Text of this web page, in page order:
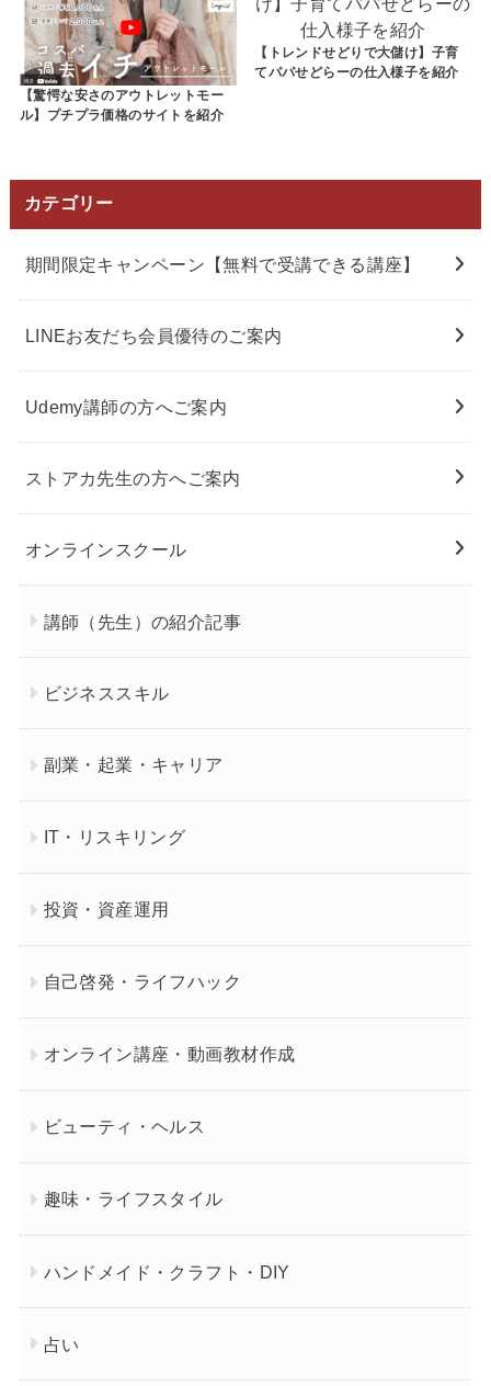
【驚愕な安さのアウトレットモー
ル】プチプラ価格のサイトを紹介
【トレンドせどりで大儲け】子育
てパパせどらーの仕入様子を紹介
カテゴリー
期間限定キャンペーン【無料で受講できる講座】
LINEお友だち会員優待のご案内
Udemy講師の方へご案内
ストアカ先生の方へご案内
オンラインスクール
講師（先生）の紹介記事
ビジネススキル
副業・起業・キャリア
IT・リスキリング
投資・資産運用
自己啓発・ライフハック
オンライン講座・動画教材作成
ビューティ・ヘルス
趣味・ライフスタイル
ハンドメイド・クラフト・DIY
占い